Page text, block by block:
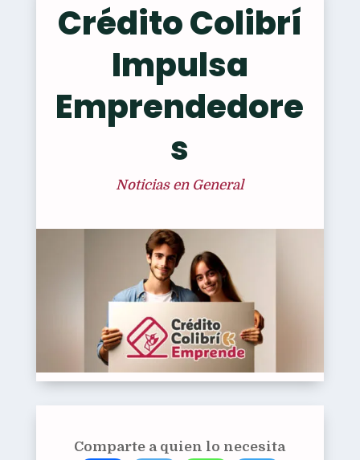
Crédito Colibrí
Impulsa
Emprendedore
s
Noticias en General
Comparte a quien lo necesita